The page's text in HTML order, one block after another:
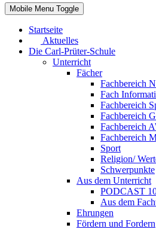
Mobile Menu Toggle
Startseite
Aktuelles
Die Carl-Prüter-Schule
Unterricht
Fächer
Fachbereich
Fach
Fachbereich
Fachbereich
Fachbereich
Fachbereich
Sport
Religion/
Schwerpunkte
Aus dem Unterricht
PODCAST
Aus dem
Ehrungen
Fördern und Fordern